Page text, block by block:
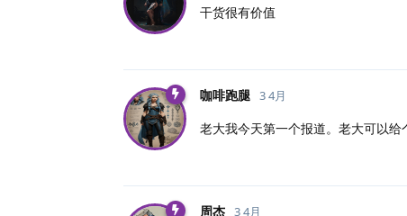
干货很有价值
咖啡跑腿 3 4月
老大我今天第一个报道。老大可以给
周杰 3 4月